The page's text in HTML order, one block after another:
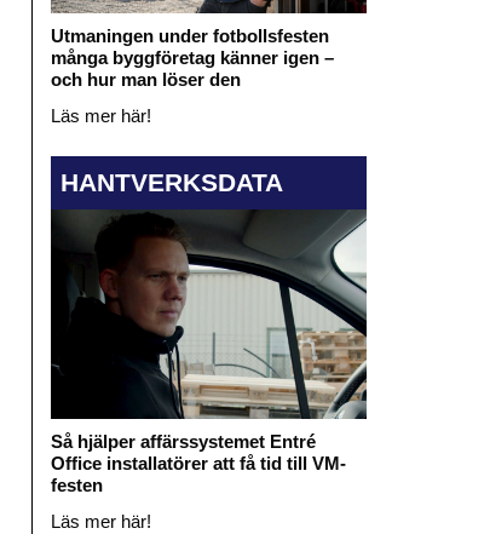
Utmaningen under fotbollsfesten
många byggföretag känner igen –
och hur man löser den
Läs mer här!
HANTVERKSDATA
Så hjälper affärssystemet Entré
Office installatörer att få tid till VM-
festen
Läs mer här!